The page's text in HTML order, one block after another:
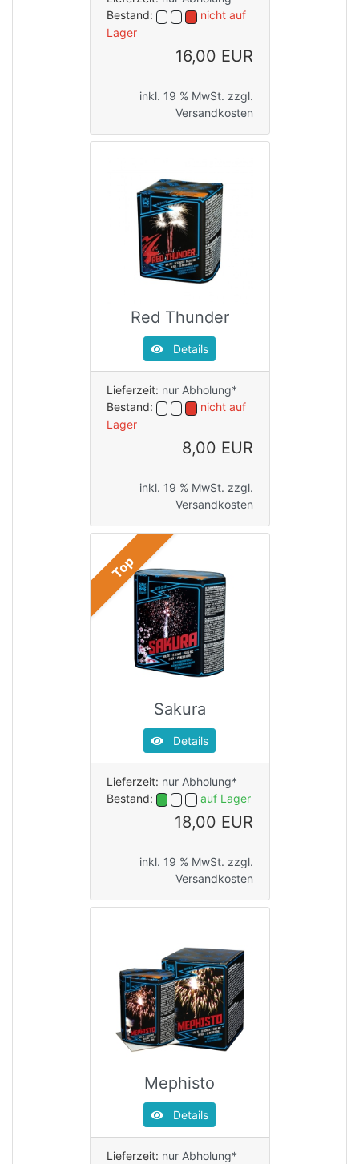
Bestand:
nicht auf
Lager
16,00 EUR
inkl. 19 % MwSt. zzgl.
Versandkosten
Red Thunder
Details
Lieferzeit: nur Abholung*
Bestand:
nicht auf
Lager
8,00 EUR
inkl. 19 % MwSt. zzgl.
Versandkosten
Top
Sakura
Details
Lieferzeit: nur Abholung*
Bestand:
auf Lager
18,00 EUR
inkl. 19 % MwSt. zzgl.
Versandkosten
Mephisto
Details
Lieferzeit: nur Abholung*